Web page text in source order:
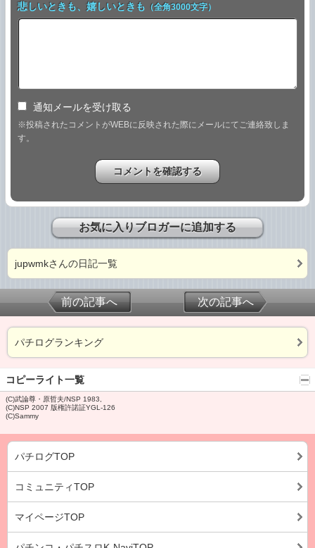
悲しいときも、嬉しいときも （全角3000文字）
通知メールを受け取る
※投稿されたコメントがWEBに反映された際にメールにてご連絡致しま
す。
お気に入りブロガーに追加する
jupwmkさんの日記一覧
前の記事へ 次の記事へ
パチログランキング
コピーライト一覧
(C)武論尊・原哲夫/NSP 1983,
(C)NSP 2007 版権許諾証YGL-126
(C)Sammy
パチログTOP
コミュニティTOP
マイページTOP